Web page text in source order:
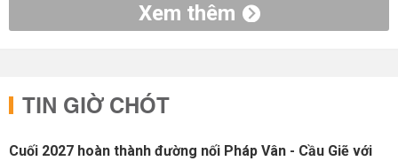
Xem thêm
TIN GIỜ CHÓT
Cuối 2027 hoàn thành đường nối Pháp Vân - Cầu Giẽ với